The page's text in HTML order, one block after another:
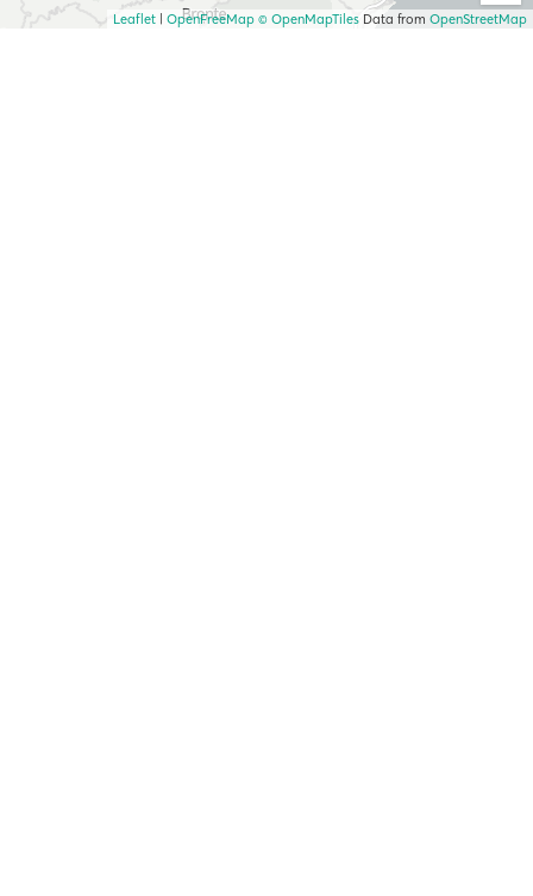
Leaflet | OpenFreeMap © OpenMapTiles Data from OpenStreetMap